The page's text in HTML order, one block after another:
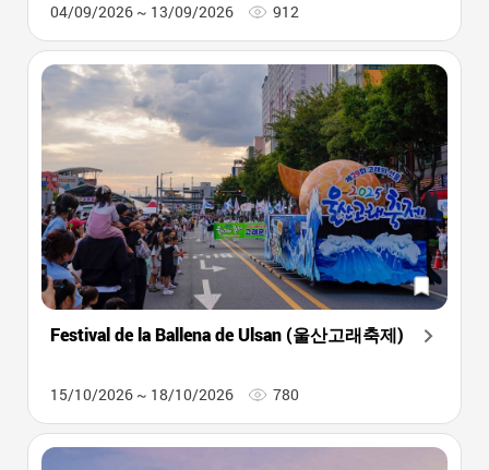
04/09/2026 ~ 13/09/2026 912
Festival de la Ballena de Ulsan (울산고래축제)
15/10/2026 ~ 18/10/2026 780